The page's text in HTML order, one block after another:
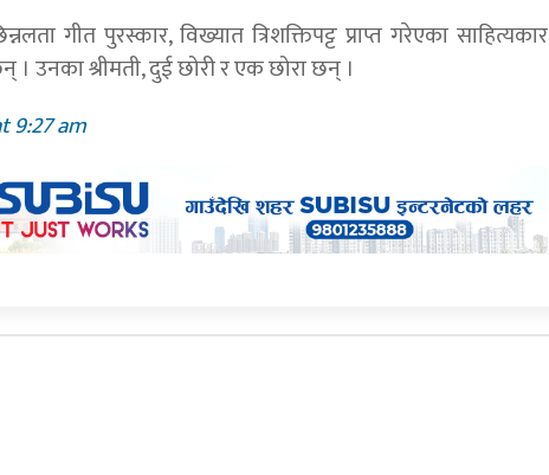
गीत पुरस्कार, विख्यात त्रिशक्तिपट्ट प्राप्त गरेएका साहित्यकार
। उनका श्रीमती, दुई छोरी र एक छोरा छन् ।
9:27 am